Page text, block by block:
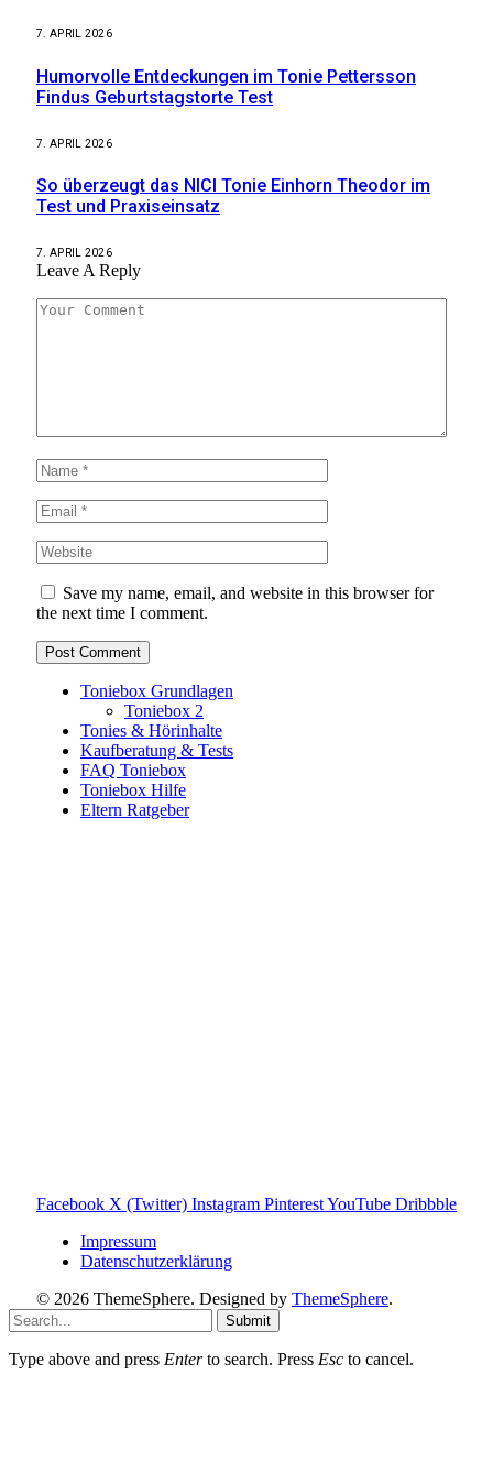
7. APRIL 2026
Humorvolle Entdeckungen im Tonie Pettersson
Findus Geburtstagstorte Test
7. APRIL 2026
So überzeugt das NICI Tonie Einhorn Theodor im
Test und Praxiseinsatz
7. APRIL 2026
Leave A Reply
Save my name, email, and website in this browser for
the next time I comment.
Toniebox Grundlagen
Toniebox 2
Tonies & Hörinhalte
Kaufberatung & Tests
FAQ Toniebox
Toniebox Hilfe
Eltern Ratgeber
Facebook X (Twitter) Instagram PinterestYouTube Dribbble
Impressum
Datenschutzerklärung
© 2026 ThemeSphere. Designed by ThemeSphere.
Submit
Type above and press Enterto search. Press Esc to cancel.